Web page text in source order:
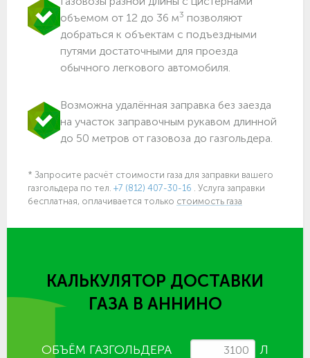
объемом от 12 до 36 м3 позволяют
добраться к объектам c подъездными
путями достаточными для проезда
обычного легкового автомобиля.
Возможна удалённая заправка без заезда
на участок заправочным рукавом длинной
до 50 метров от газовоза до газгольдера.
* Запросите расчёт стоимости газа для заправки вашего
газгольдера по тел. +7 (812) 407-30-16 . Услуга заправки
бесплатная, оплачивается только стоимость газа
КАЛЬКУЛЯТОР ДОСТАВКИ
ГАЗА В АННИНО
ОБЪЁМ ГАЗГОЛЬДЕРА Л